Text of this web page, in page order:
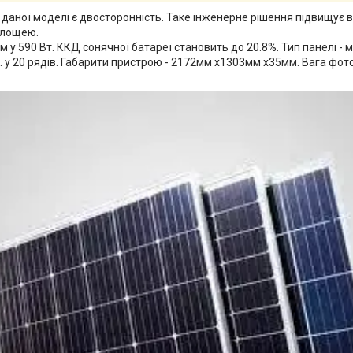
моделі є двосторонність. Таке інженерне рішення підвищує
Вт. ККД сонячної батареї становить до 20.8%. Тип панелі -
20 рядів. Габарити пристрою - 2172мм х1303мм х35мм. Вага